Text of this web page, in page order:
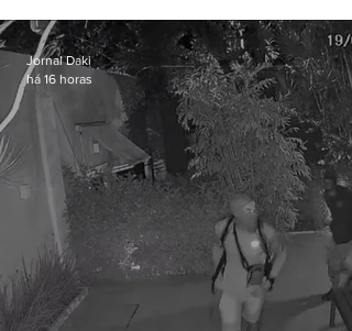
Jornal Daki
há 16 horas